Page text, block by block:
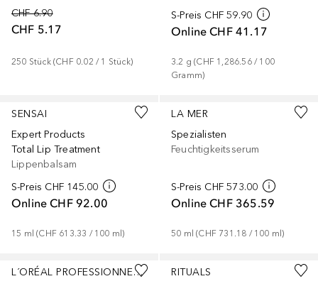
CHF 6.90
CHF 5.17
250 Stück (CHF 0.02 / 1 Stück)
S-Preis CHF 59.90
Online CHF 41.17
3.2 g (CHF 1,286.56 / 100
Gramm)
SENSAI
Expert Products
Total Lip Treatment
Lippenbalsam
S-Preis CHF 145.00
Online CHF 92.00
15 ml (CHF 613.33 / 100 ml)
LA MER
Spezialisten
Feuchtigkeitsserum
S-Preis CHF 573.00
Online CHF 365.59
50 ml (CHF 731.18 / 100 ml)
L´ORÉAL PROFESSIONNEL PARIS
RITUALS